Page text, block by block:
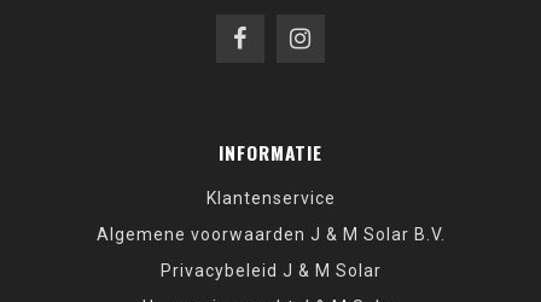
INFORMATIE
Klantenservice
Algemene voorwaarden J & M Solar B.V.
Privacybeleid J & M Solar